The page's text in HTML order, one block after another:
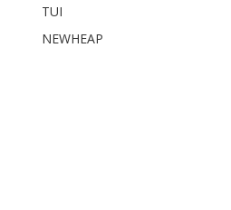
TUI
NEWHEAP